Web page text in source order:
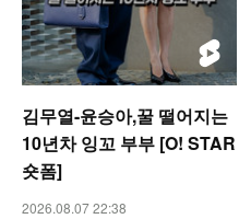
김무열-윤승아,꿀 떨어지는
10년차 잉꼬 부부 [O! STAR
숏폼]
2026.08.07 22:38